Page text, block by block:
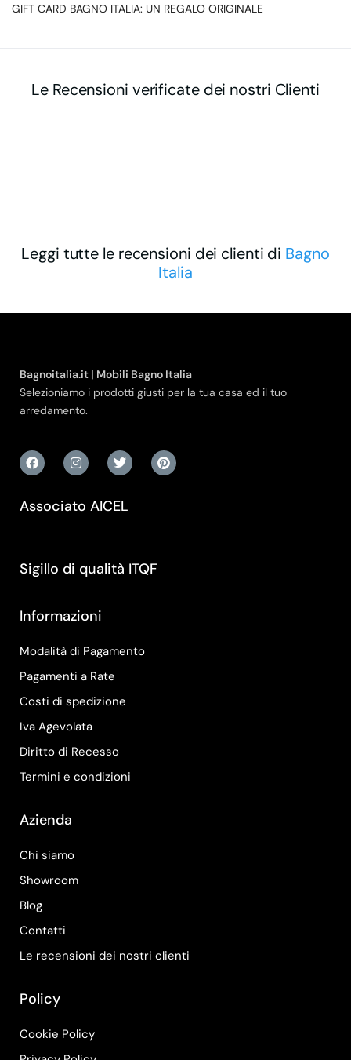
GIFT CARD BAGNO ITALIA: UN REGALO ORIGINALE
Le Recensioni verificate dei nostri Clienti
Leggi tutte le recensioni dei clienti di Bagno
Italia
Bagnoitalia.it | Mobili Bagno Italia
Selezioniamo i prodotti giusti per la tua casa ed il tuo
arredamento.
Associato AICEL
Sigillo di qualità ITQF
Informazioni
Modalità di Pagamento
Pagamenti a Rate
Costi di spedizione
Iva Agevolata
Diritto di Recesso
Termini e condizioni
Azienda
Chi siamo
Showroom
Blog
Contatti
Le recensioni dei nostri clienti
Policy
Cookie Policy